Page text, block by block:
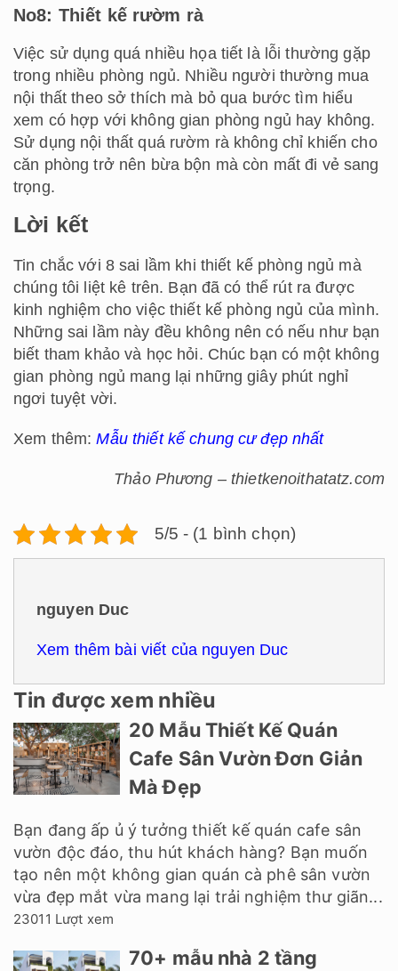
No8: Thiết kế rườm rà
Việc sử dụng quá nhiều họa tiết là lỗi thường gặp
trong nhiều phòng ngủ. Nhiều người thường mua
nội thất theo sở thích mà bỏ qua bước tìm hiểu
xem có hợp với không gian phòng ngủ hay không.
Sử dụng nội thất quá rườm rà không chỉ khiến cho
căn phòng trở nên bừa bộn mà còn mất đi vẻ sang
trọng.
Lời kết
Tin chắc với 8 sai lầm khi thiết kế phòng ngủ mà
chúng tôi liệt kê trên. Bạn đã có thể rút ra được
kinh nghiệm cho việc thiết kế phòng ngủ của mình.
Những sai lầm này đều không nên có nếu như bạn
biết tham khảo và học hỏi. Chúc bạn có một không
gian phòng ngủ mang lại những giây phút nghỉ
ngơi tuyệt vời.
Xem thêm:Mẫu thiết kế chung cư đẹp nhất
Thảo Phương – thietkenoithatatz.com
5/5 - (1 bình chọn)
nguyen Duc
Xem thêm bài viết của nguyen Duc
Tin được xem nhiều
20 Mẫu Thiết Kế Quán
Cafe Sân Vườn Đơn Giản
Mà Đẹp
Bạn đang ấp ủ ý tưởng thiết kế quán cafe sân
vườn độc đáo, thu hút khách hàng? Bạn muốn
tạo nên một không gian quán cà phê sân vườn
vừa đẹp mắt vừa mang lại trải nghiệm thư giãn...
23011 Lượt xem
70+ mẫu nhà 2 tầng